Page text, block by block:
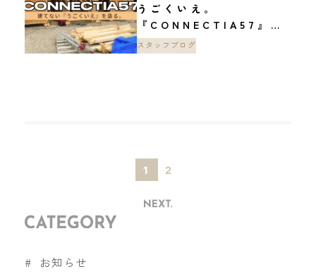
うごくいえ。
『CONNECTIA57』】
vol.1,2
スタッフブログ
1 2
お知らせ